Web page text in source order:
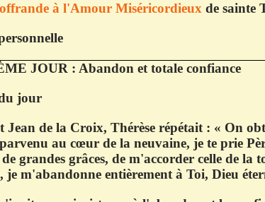
à l'Amour Miséricordieux de sainte
JOUR : Abandon et totale confiance
jour
Jean de la Croix, Thérèse répétait : « On
au cœur de la neuvaine, je te prie
grandes grâces, de m'accorder celle de la
je m'abandonne entièrement à Toi, Dieu